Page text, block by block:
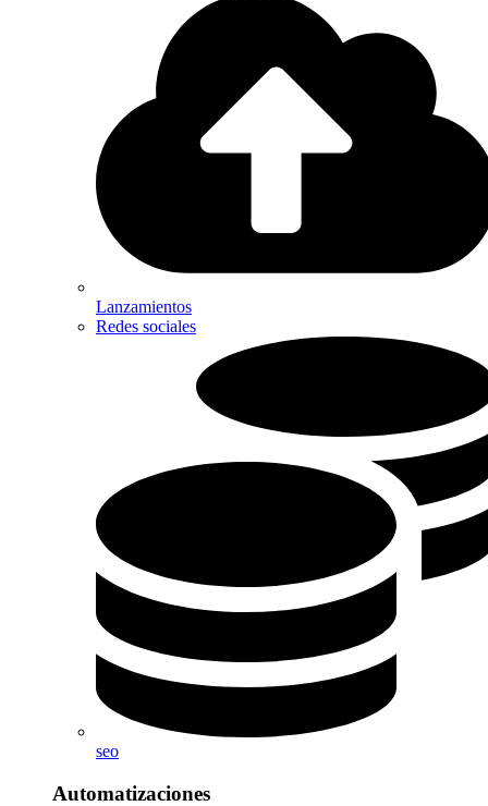
Lanzamientos
Redes sociales
seo
Automatizaciones